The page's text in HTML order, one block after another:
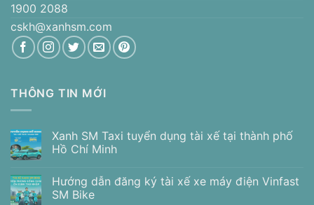
1900 2088
cskh@xanhsm.com
THÔNG TIN MỚI
Xanh SM Taxi tuyển dụng tài xế tại thành phố
Hồ Chí Minh
Hướng dẫn đăng ký tài xế xe máy điện Vinfast
SM Bike